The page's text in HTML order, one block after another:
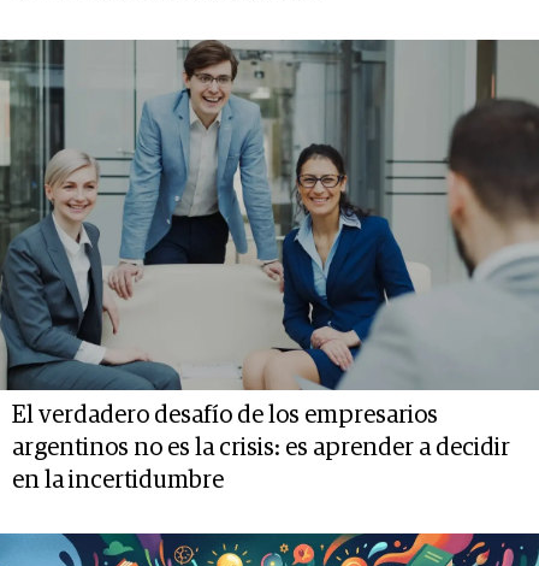
El verdadero desafío de los empresarios
argentinos no es la crisis: es aprender a decidir
en la incertidumbre